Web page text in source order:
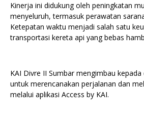
Kinerja ini didukung oleh peningkatan
menyeluruh, termasuk perawatan
Ketepatan waktu menjadi salah satu
transportasi kereta api yang bebas
KAI Divre II Sumbar mengimbau
untuk merencanakan perjalanan dan
melalui aplikasi Access by KAI.